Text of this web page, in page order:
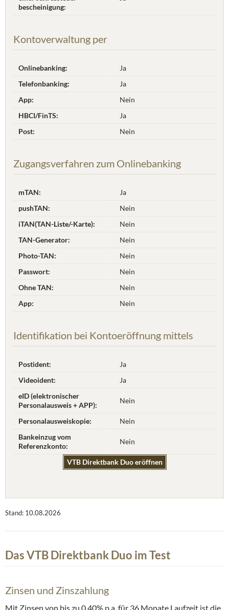
bescheinigung:
Kontoverwaltung per
Onlinebanking:
Ja
Telefonbanking:
Ja
App:
Nein
HBCI/FinTS:
Ja
Post:
Nein
Zugangsverfahren zum Onlinebanking
mTAN:
Ja
pushTAN:
Nein
iTAN(TAN-Liste/-Karte):
Nein
TAN-Generator:
Nein
Photo-TAN:
Nein
Passwort:
Nein
Ohne TAN:
Nein
App:
Nein
Identifikation bei Kontoeröffnung mittels
Postident:
Ja
Videoident:
Ja
eID (elektronischer
Personalausweis + APP):
Nein
Personalausweiskopie:
Nein
Bankeinzug vom
Referenzkonto:
Nein
VTB Direktbank Duo eröffnen
Stand: 10.08.2026
Das VTB Direktbank Duo im Test
Zinsen und Zinszahlung
Mit Zinsen von bis zu 0,40% p.a. für 36 Monate Laufzeit ist die